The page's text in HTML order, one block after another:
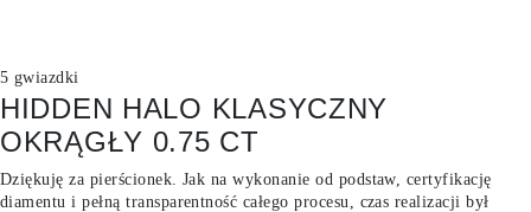
5 gwiazdki
HIDDEN HALO KLASYCZNY
OKRĄGŁY 0.75 CT
Dziękuję za pierścionek. Jak na wykonanie od podstaw, certyfikację
diamentu i pełną transparentność całego procesu, czas realizacji był